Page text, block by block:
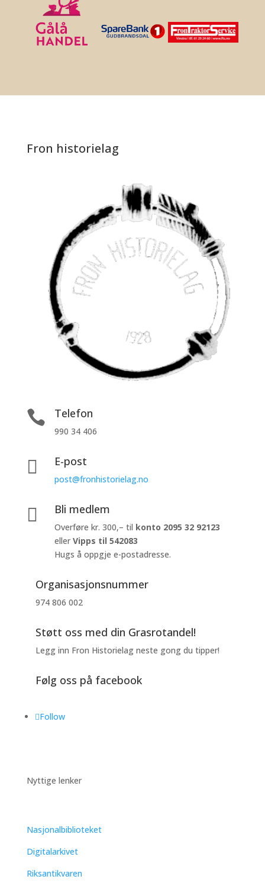
Fron historielag
 Telefon
990 34 406
 E-post
post@fronhistorielag.no
 Bli medlem
Overføre kr. 300,– til konto 2095 32 92123
eller Vipps til 542083
Hugs å oppgje e-postadresse.
Organisasjonsnummer
974 806 002
Støtt oss med din Grasrotandel!
Legg inn Fron Historielag neste gong du tipper!
Følg oss på facebook
Follow
Nyttige lenker
Nasjonalbiblioteket
Digitalarkivet
Riksantikvaren